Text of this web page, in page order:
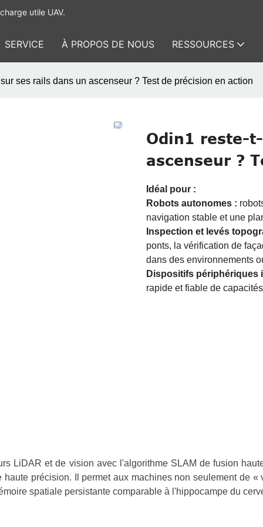
utile UAV.
SERVICE À PROPOS DE NOUS RESSOURCES
ses rails dans un ascenseur ? Test de précision en action
Odin1 reste-
ascenseur ?
Idéal pour :
Robots autonomes :
navigation stable et une
Inspection et levés
ponts, la vérification de
dans des environnements
Dispositifs périphériques
rapide et fiable de
LiDAR et de vision avec l'algorithme SLAM de fusion
précision. Il permet aux machines non seulement de
spatiale persistante comparable à l'hippocampe du